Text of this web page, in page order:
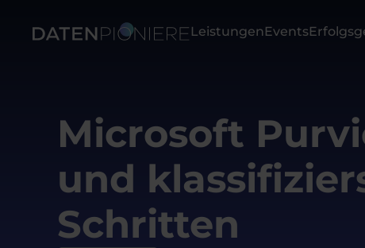
LeistungenEvents
Microsoft
und
Schritten